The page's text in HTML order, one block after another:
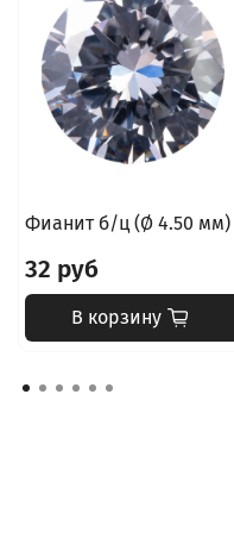
Фианит б/ц (Ø 4.50 мм)
32 руб
В корзину